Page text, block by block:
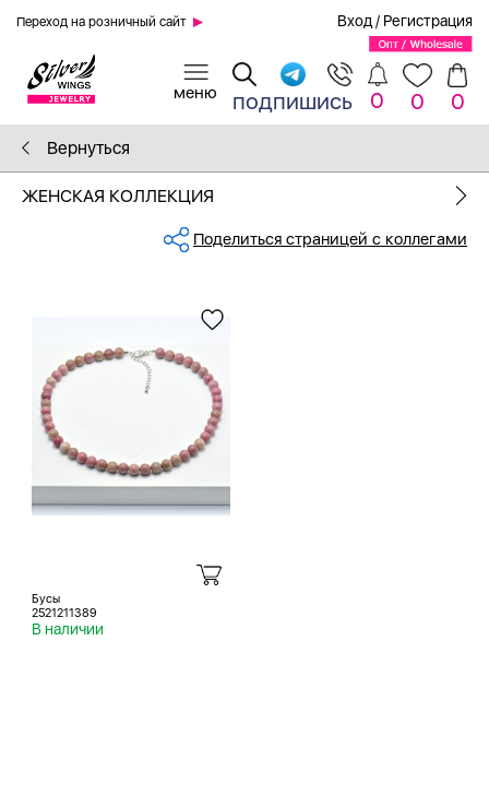
Переход на розничный сайт Вход / Регистрация
подпишись 0 0 0
Вернуться
ЖЕНСКАЯ КОЛЛЕКЦИЯ
Поделиться страницей с коллегами
Бусы
2521211389
В наличии